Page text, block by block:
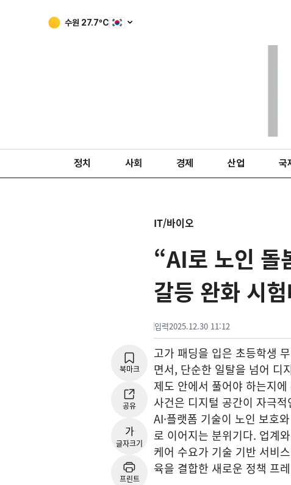
수원 27.7ºC
정치 사회 경제 산업 국
IT/바이오
“AI로 노인
갈등 완화 시
입력2025.12.30 11:12
북마크
공유
가
글자크기
프린트
고가 패딩을 입은 초등학생
면서, 단순한 일탈을 넘어 디
제도 안에서 풀어야 하는지
사건은 디지털 공간이 자극
AI·플랫폼 기술이 노인 보호
로 이어지는 분위기다. 업계
케어 수요가 기술 기반 서비
육을 결합한 새로운 정책 프